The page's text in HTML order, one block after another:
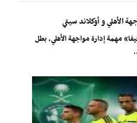
الأهلي و أوكلاند سيتي
مهمة إدارة مواجهة الأهلي، بطل